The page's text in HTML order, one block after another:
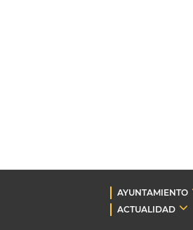
AYUNTAMIENTO
ACTUALIDAD